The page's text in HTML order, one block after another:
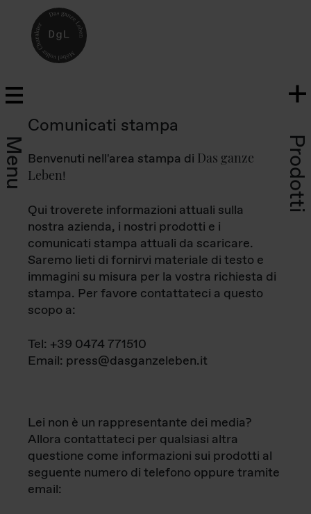
Menu Prodotti
Comunicati stampa
Benvenuti nell'area stampa di Das ganze
Leben!
Qui troverete informazioni attuali sulla
nostra azienda, i nostri prodotti e i
comunicati stampa attuali da scaricare.
Saremo lieti di fornirvi materiale di testo e
immagini su misura per la vostra richiesta di
stampa. Per favore contattateci a questo
scopo a:
Tel: +39 0474 771510
Email: press@dasganzeleben.it
Lei non è un rappresentante dei media?
Allora contattateci per qualsiasi altra
questione come informazioni sui prodotti al
seguente numero di telefono oppure tramite
email: